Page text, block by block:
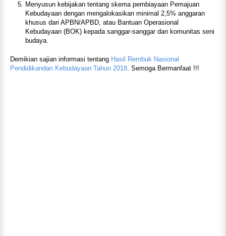
Menyusun kebijakan tentang skema pembiayaan Pemajuan
Kebudayaan dengan mengalokasikan minimal 2,5% anggaran
khusus dari APBN/APBD, atau Bantuan Operasional
Kebudayaan (BOK) kepada sanggar-sanggar dan komunitas seni
budaya.
Demikian sajian informasi tentang Hasil Rembuk Nasional
Pendidikandan Kebudayaan Tahun 2018. Semoga Bermanfaat !!!